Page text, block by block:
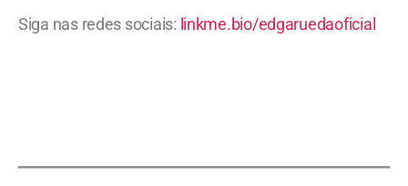
Siga nas redes sociais: linkme.bio/edgaruedaoficial